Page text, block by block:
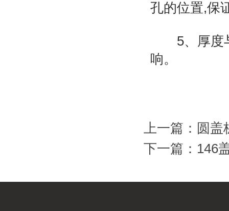
孔的位置,保
5、厚度与
响。
上一篇：
圆盖
下一篇： 146